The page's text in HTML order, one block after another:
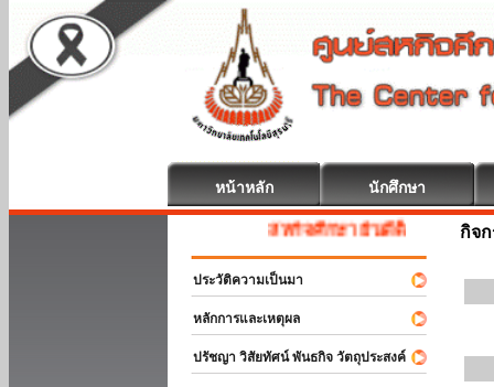
หน้าหลัก นักศึกษา
สหกิจศึกษา ยินดีต้อนรับ
ประวัติความเป็นมา
หลักการและเหตุผล
ปรัชญา วิสัยทัศน์ พันธกิจ วัตถุประสงค์
กิจ